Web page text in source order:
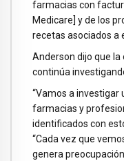
farmacias con
Medicare] y de los
recetas asociados a
Anderson dijo que la
continúa
“Vamos a investigar
farmacias y
identificados con
“Cada vez que
genera